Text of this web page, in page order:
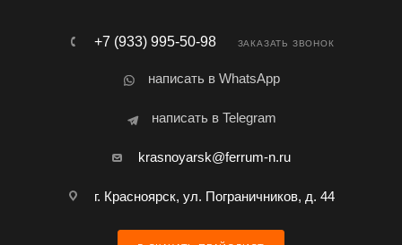
+7 (933) 995-50-98 ЗАКАЗАТЬ ЗВОНОК
написать в WhatsApp
написать в Telegram
krasnoyarsk@ferrum-n.ru
г. Красноярск, ул. Пограничников, д. 44